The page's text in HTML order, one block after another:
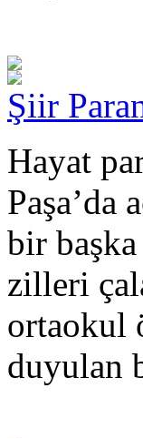
Şiir
Hayat
Paşa’da
bir
zilleri
ortaokul
duyulan